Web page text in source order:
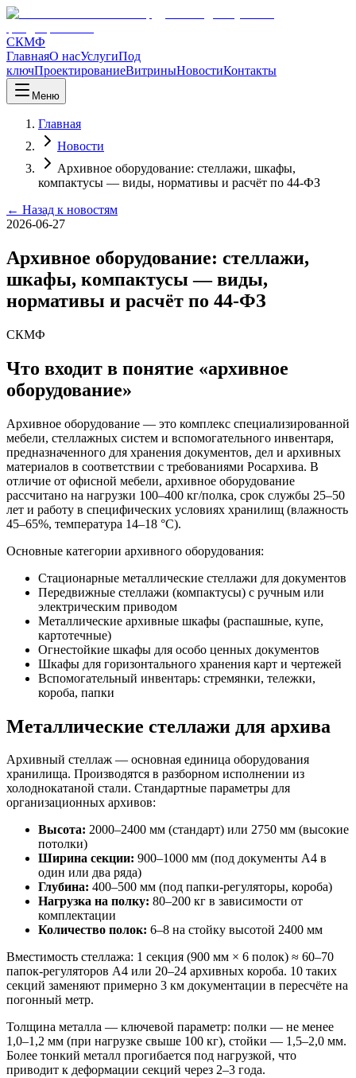
СКМФ
ГлавнаяО насУслугиПод
ключПроектированиеВитриныНовостиКонтакты
Меню
Главная
Новости
Архивное оборудование: стеллажи, шкафы,
компактусы — виды, нормативы и расчёт по 44-ФЗ
← Назад к новостям
2026-06-27
Архивное оборудование: стеллажи,
шкафы, компактусы — виды,
нормативы и расчёт по 44-ФЗ
СКМФ
Что входит в понятие «архивное
оборудование»
Архивное оборудование — это комплекс специализированной
мебели, стеллажных систем и вспомогательного инвентаря,
предназначенного для хранения документов, дел и архивных
материалов в соответствии с требованиями Росархива. В
отличие от офисной мебели, архивное оборудование
рассчитано на нагрузки 100–400 кг/полка, срок службы 25–50
лет и работу в специфических условиях хранилищ (влажность
45–65%, температура 14–18 °C).
Основные категории архивного оборудования:
Стационарные металлические стеллажи для документов
Передвижные стеллажи (компактусы) с ручным или
электрическим приводом
Металлические архивные шкафы (распашные, купе,
картотечные)
Огнестойкие шкафы для особо ценных документов
Шкафы для горизонтального хранения карт и чертежей
Вспомогательный инвентарь: стремянки, тележки,
короба, папки
Металлические стеллажи для архива
Архивный стеллаж — основная единица оборудования
хранилища. Производятся в разборном исполнении из
холоднокатаной стали. Стандартные параметры для
организационных архивов:
Высота: 2000–2400 мм (стандарт) или 2750 мм (высокие
потолки)
Ширина секции: 900–1000 мм (под документы А4 в
один или два ряда)
Глубина: 400–500 мм (под папки-регуляторы, короба)
Нагрузка на полку: 80–200 кг в зависимости от
комплектации
Количество полок: 6–8 на стойку высотой 2400 мм
Вместимость стеллажа: 1 секция (900 мм × 6 полок) ≈ 60–70
папок-регуляторов А4 или 20–24 архивных короба. 10 таких
секций заменяют примерно 3 км документации в пересчёте на
погонный метр.
Толщина металла — ключевой параметр: полки — не менее
1,0–1,2 мм (при нагрузке свыше 100 кг), стойки — 1,5–2,0 мм.
Более тонкий металл прогибается под нагрузкой, что
приводит к деформации секций через 2–3 года.